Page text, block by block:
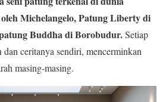
Michelangelo, Patung Liberty di
Buddha di Borobudur.Setiap
ceritanya sendiri, mencerminkan
masing-masing.